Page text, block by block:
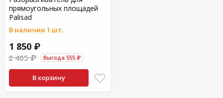
прямоугольных площадей
Palisad
В наличии 1 шт.
1 850 ₽
2 405 ₽ Выгода 555 ₽
В корзину